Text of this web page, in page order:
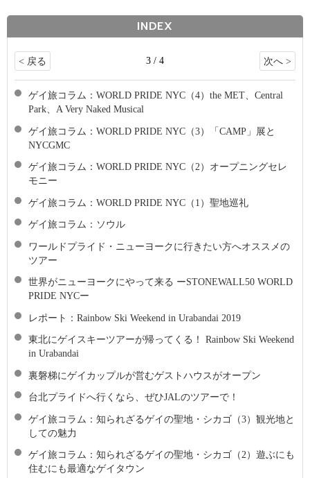
INDEX
< 戻る 3 / 4 次へ >
ゲイ旅コラム：WORLD PRIDE NYC（4）the MET、Central
Park、A Very Naked Musical
ゲイ旅コラム：WORLD PRIDE NYC（3）「CAMP」展と
NYCGMC
ゲイ旅コラム：WORLD PRIDE NYC（2）オープニングセレ
モニー
ゲイ旅コラム：WORLD PRIDE NYC（1）聖地巡礼
ゲイ旅コラム：ソウル
ワールドプライド・ニューヨークに行きたい方へオススメの
ツアー
世界がニューヨークにやって来る ーSTONEWALL50 WORLD
PRIDE NYCー
レポート：Rainbow Ski Weekend in Urabandai 2019
東北にゲイスキーツアーが帰ってくる！ Rainbow Ski Weekend
in Urabandai
裏磐梯にゲイカップルが営むゲストハウスがオープン
台北プライドへ行くなら、ぜひJALのツアーで！
ゲイ旅コラム：知られざるゲイの聖地・シカゴ（3）観光地と
しての魅力
ゲイ旅コラム：知られざるゲイの聖地・シカゴ（2）遊ぶにも
住むにも最適なゲイタウン